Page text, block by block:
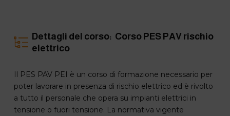
Dettagli del corso: Corso PES PAV rischio
elettrico
Il PES PAV PEI è un corso di formazione necessario per
poter lavorare in presenza di rischio elettrico ed è rivolto
a tutto il personale che opera su impianti elettrici in
tensione o fuori tensione. La normativa vigente